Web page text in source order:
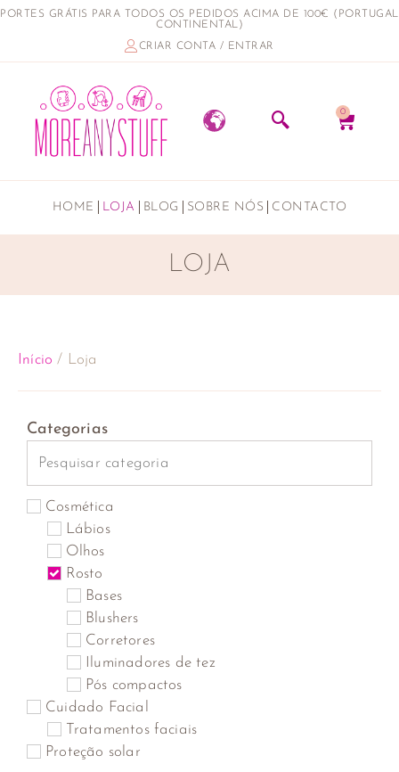
PORTES GRÁTIS PARA TODOS OS PEDIDOS ACIMA DE 100€ (PORTUGAL
CONTINENTAL)
CRIAR CONTA / ENTRAR
0
HOME LOJA BLOG SOBRE NÓS CONTACTO
LOJA
Início / Loja
Categorias
Cosmética
Lábios
Olhos
Rosto
Bases
Blushers
Corretores
Iluminadores de tez
Pós compactos
Cuidado Facial
Tratamentos faciais
Proteção solar